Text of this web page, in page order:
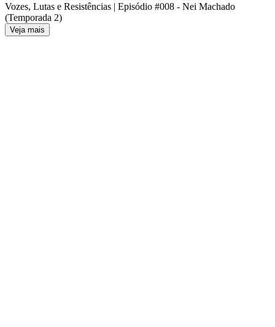
Vozes, Lutas e Resistências | Episódio #008 - Nei Machado
(Temporada 2)
Veja mais